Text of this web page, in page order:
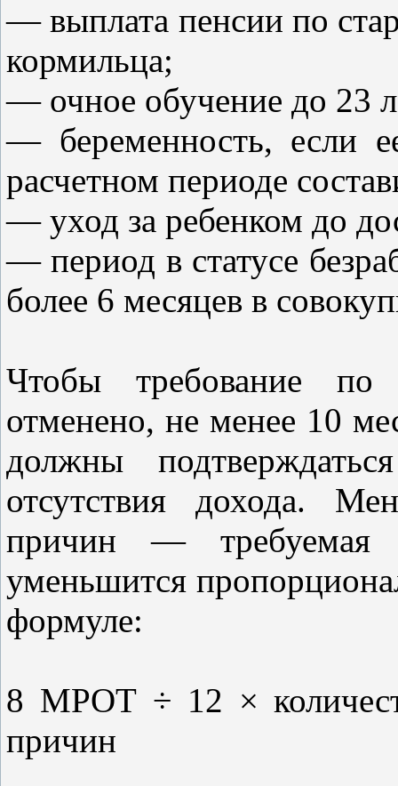
— выплата пенсии по
кормильца;
— очное обучение до 23
— беременность, если
расчетном периоде
— уход за ребенком до
— период в статусе
более 6 месяцев в
Чтобы требование
отменено, не менее 10
должны
отсутствия дохода.
причин — требуемая
уменьшится
формуле:
8 МРОТ ÷ 12 ×
причин